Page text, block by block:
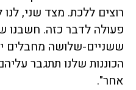
רוצים ללכת. מצד שני,
פעולה לדבר כזה. חשבנו
ששניים-שלושה מחבלים
הכוננות שלנו תתגבר
אחר".